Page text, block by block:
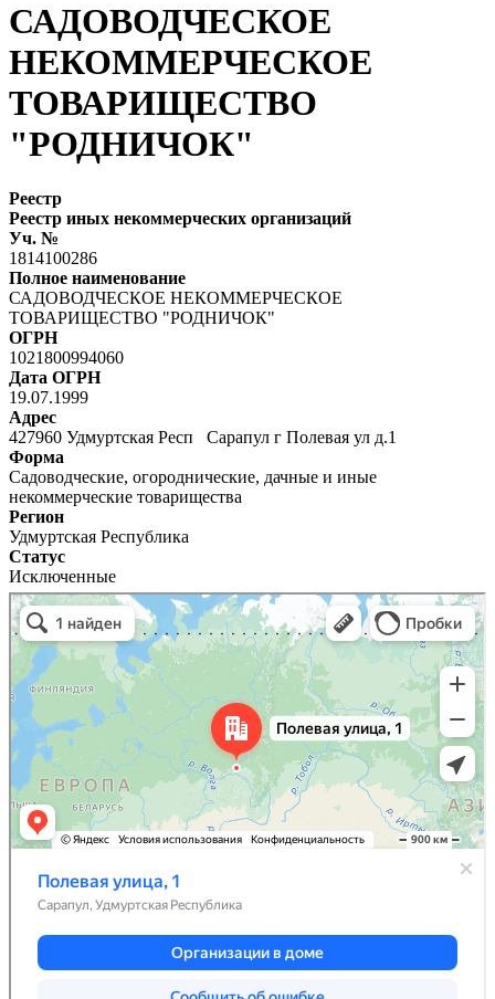
САДОВОДЧЕСКОЕ
НЕКОММЕРЧЕСКОЕ
ТОВАРИЩЕСТВО
"РОДНИЧОК"
Реестр
Реестр иных некоммерческих организаций
Уч. №
1814100286
Полное наименование
САДОВОДЧЕСКОЕ НЕКОММЕРЧЕСКОЕ
ТОВАРИЩЕСТВО "РОДНИЧОК"
ОГРН
1021800994060
Дата ОГРН
19.07.1999
Адрес
427960 Удмуртская Респ Сарапул г Полевая ул д.1
Форма
Садоводческие, огороднические, дачные и иные
некоммерческие товарищества
Регион
Удмуртская Республика
Статус
Исключенные